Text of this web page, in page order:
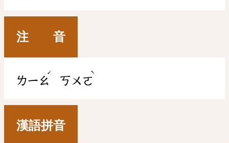
注 音
ㄌㄧㄠ
ˊ
ㄎㄨㄛ
ˋ
漢語拼音